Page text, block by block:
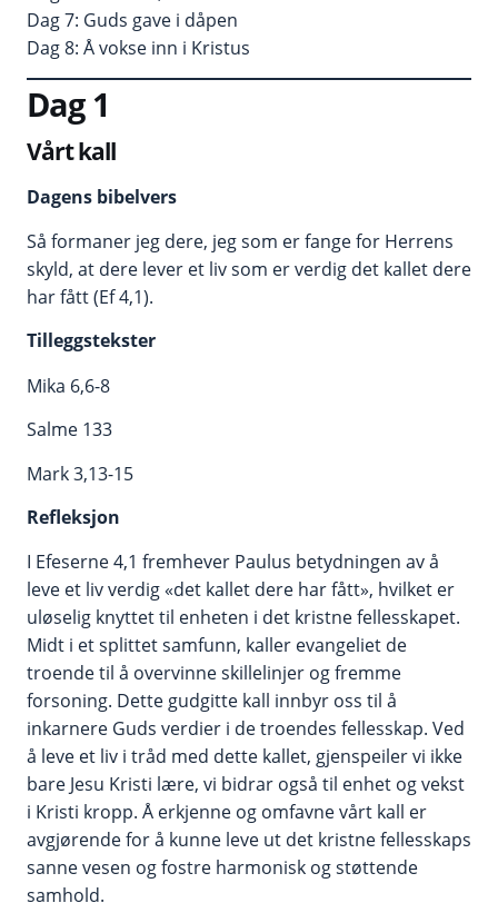
Dag 7: Guds gave i dåpen
Dag 8: Å vokse inn i Kristus
Dag 1
Vårt kall
Dagens bibelvers
Så formaner jeg dere, jeg som er fange for Herrens
skyld, at dere lever et liv som er verdig det kallet dere
har fått (Ef 4,1).
Tilleggstekster
Mika 6,6-8
Salme 133
Mark 3,13-15
Refleksjon
I Efeserne 4,1 fremhever Paulus betydningen av å
leve et liv verdig «det kallet dere har fått», hvilket er
uløselig knyttet til enheten i det kristne fellesskapet.
Midt i et splittet samfunn, kaller evangeliet de
troende til å overvinne skillelinjer og fremme
forsoning. Dette gudgitte kall innbyr oss til å
inkarnere Guds verdier i de troendes fellesskap. Ved
å leve et liv i tråd med dette kallet, gjenspeiler vi ikke
bare Jesu Kristi lære, vi bidrar også til enhet og vekst
i Kristi kropp. Å erkjenne og omfavne vårt kall er
avgjørende for å kunne leve ut det kristne fellesskaps
sanne vesen og fostre harmonisk og støttende
samhold.